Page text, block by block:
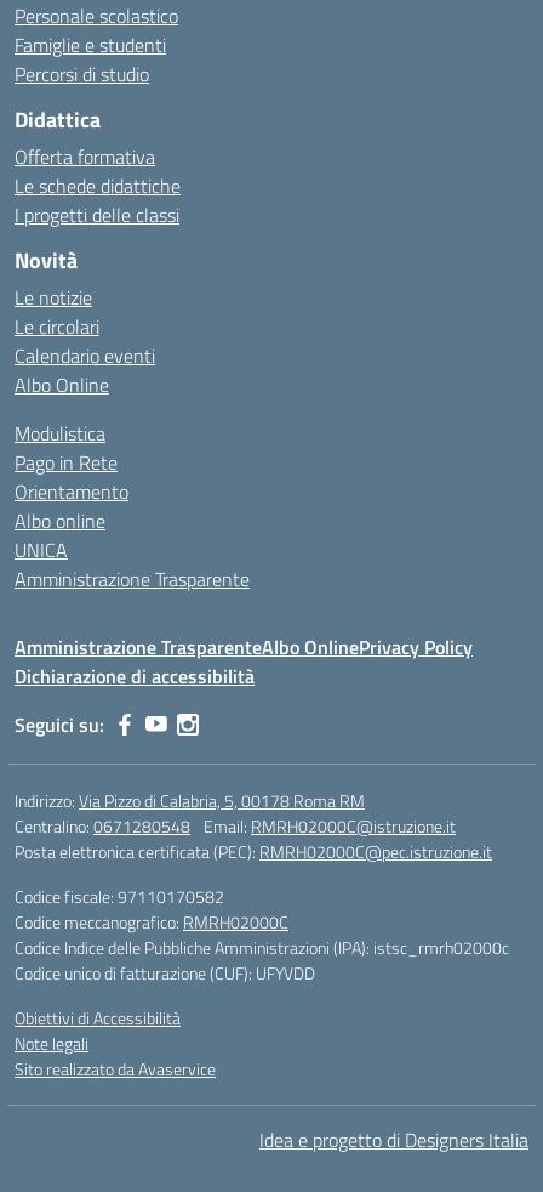
Personale scolastico
Famiglie e studenti
Percorsi di studio
Didattica
Offerta formativa
Le schede didattiche
I progetti delle classi
Novità
Le notizie
Le circolari
Calendario eventi
Albo Online
Modulistica
Pago in Rete
Orientamento
Albo online
UNICA
Amministrazione Trasparente
Amministrazione TrasparenteAlbo OnlinePrivacy Policy
Dichiarazione di accessibilità
Seguici su:
Indirizzo:Via Pizzo di Calabria, 5, 00178 Roma RM
Centralino:0671280548 Email: RMRH02000C@istruzione.it
Posta elettronica certificata (PEC): RMRH02000C@pec.istruzione.it
Codice fiscale: 97110170582
Codice meccanografico: RMRH02000C
Codice Indice delle Pubbliche Amministrazioni (IPA): istsc_rmrh02000c
Codice unico di fatturazione (CUF): UFYVDD
Obiettivi di Accessibilità
Note legali
Sito realizzato da Avaservice
Idea e progetto di Designers Italia